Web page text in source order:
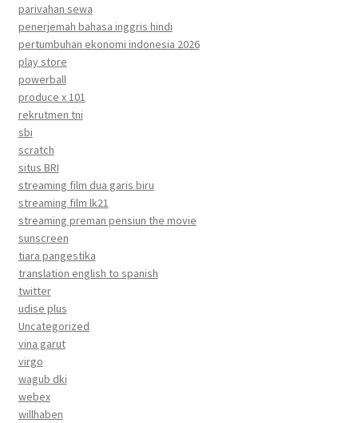
parivahan sewa
penerjemah bahasa inggris hindi
pertumbuhan ekonomi indonesia 2026
play store
powerball
produce x 101
rekrutmen tni
sbi
scratch
situs BRI
streaming film dua garis biru
streaming film lk21
streaming preman pensiun the movie
sunscreen
tiara pangestika
translation english to spanish
twitter
udise plus
Uncategorized
vina garut
virgo
wagub dki
webex
willhaben